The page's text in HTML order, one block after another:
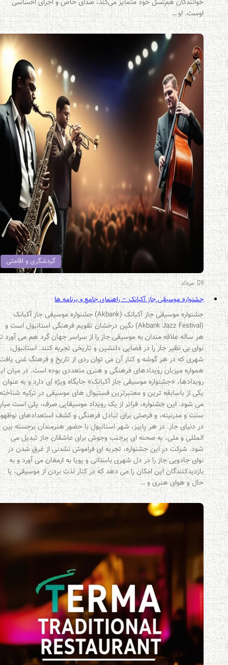
خوانندگان هم‌نسل خود متمایز می‌کند، صدای خاص و اجرای احساسی
اوست. او …
گردشگری و اقامتی
9 مرداد
جشنواره موسیقی جاز آکبانک – راهنمای جامع و برنامه ها
جشنواره موسیقی جاز آکبانک (‏Akbank‏)‏ جشنواره موسیقی جاز آکبانک
(Akbank Jazz Festival) نگین درخشان تقویم فرهنگی استانبول است و
هر ساله علاقه مندان به موسیقی جاز را از سراسر جهان گرد هم می آورد تا
نوای بی نظیر جاز را در فضایی دلنشین و تاریخی تجربه کنند. استانبول،
شهری که در هر گوشه و کنار آن می توان ردی از تاریخ و فرهنگ غنی یافت،
همواره میزبان رویدادهای فرهنگی و هنری متعددی بوده است. در میان این
رویدادها، «جشنواره موسیقی جاز آکبانک» جایگاه ویژه ای دارد و به عنوان
یکی از باسابقه ترین و معتبرترین فستیوال های موسیقی در ترکیه شناخته
می شود. این جشنواره، فراتر از یک رویداد موسیقایی صرف، پلی است میان
سنت و مدرنیته، و فرصتی برای تبادل فرهنگی و کشف استعدادهای نوظهور
در دنیای جاز. در هر پاییز، شهر استانبول با حضور هنرمندان برجسته بین
المللی و ملی، به صحنه ای پرجنب وجوش برای عاشقان جاز تبدیل می
شود. شرکت در این جشنواره، تجربه ای فراموش نشدنی از غرق شدن در
نوای جادویی جاز را در دل شهری باستانی و پویا به ارمغان می آورد و به
بازدیدکنندگان این امکان را می دهد که در کنار لذت بردن از موسیقی، با
حال و هوای هنری و …